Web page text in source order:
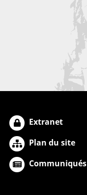
Extranet
Plan du site
Communiqués